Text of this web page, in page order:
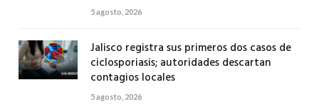
5 agosto, 2026
Jalisco registra sus primeros dos casos de
ciclosporiasis; autoridades descartan
contagios locales
5 agosto, 2026